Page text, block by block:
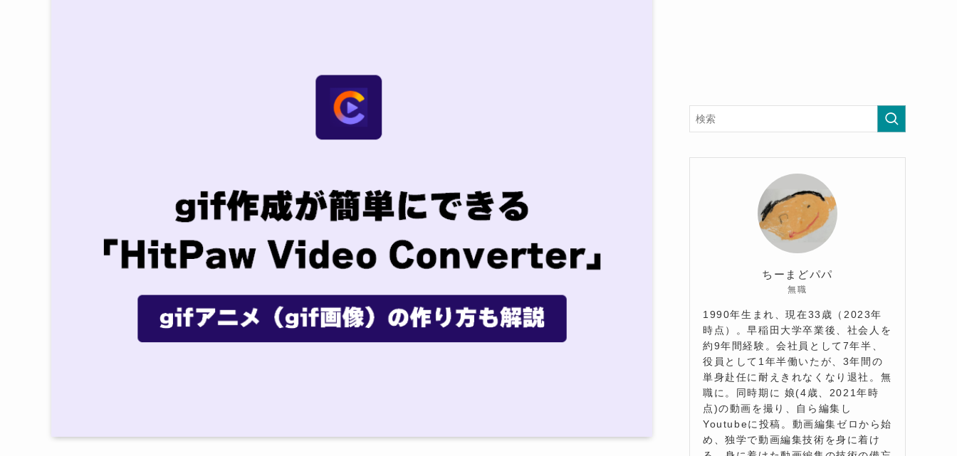
ちーまどパパ
無職
1990年生まれ、現在33歳（2023年
時点）。早稲田大学卒業後、社会人を
約9年間経験。会社員として7年半、
役員として1年半働いたが、3年間の
単身赴任に耐えきれなくなり退社。無
職に。同時期に 娘(4歳、2021年時
点)の動画を撮り、自ら編集し
Youtubeに投稿。動画編集ゼロから始
め、独学で動画編集技術を身に着け